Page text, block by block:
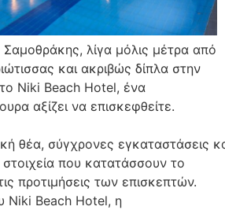
Σαμοθράκης, λίγα μόλις μέτρα από
και ακριβώς δίπλα στην
Niki Beach Hotel, ένα
αξίζει να επισκεφθείτε.
θέα, σύγχρονες εγκαταστάσεις
στοιχεία που κατατάσσουν το
προτιμήσεις των επισκεπτών.
Niki Beach Hotel, η